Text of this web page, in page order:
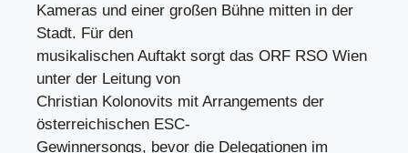
Kameras und einer großen Bühne mitten in der
Stadt. Für den
musikalischen Auftakt sorgt das ORF RSO Wien
unter der Leitung von
Christian Kolonovits mit Arrangements der
österreichischen ESC-
Gewinnersongs, bevor die Delegationen im